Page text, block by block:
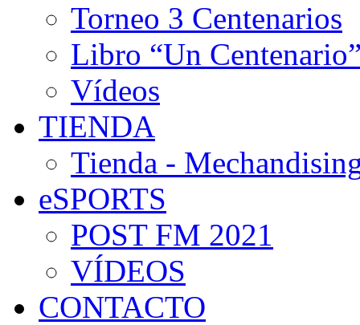
Torneo 3 Centenarios
Libro “Un
Vídeos
TIENDA
Tienda -
eSPORTS
POST FM 2021
VÍDEOS
CONTACTO